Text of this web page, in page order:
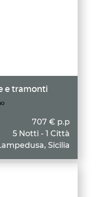
e tramonti
707 € p.p
5 Notti - 1 Città
Sicilia